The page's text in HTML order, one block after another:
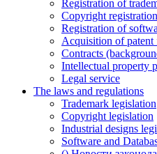
Registration of
Copyright registration
Registration of
Acquisition of patent
Contracts
Intellectual property
Legal service
The laws and regulations
Trademark legislation
Copyright legislation
Industrial designs
Software and